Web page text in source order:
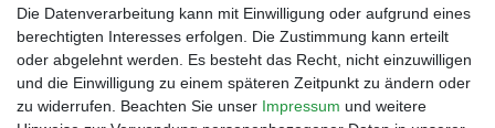
Die Datenverarbeitung kann mit Einwilligung oder aufgrund eines
berechtigten Interesses erfolgen. Die Zustimmung kann erteilt
oder abgelehnt werden. Es besteht das Recht, nicht einzuwilligen
und die Einwilligung zu einem späteren Zeitpunkt zu ändern oder
zu widerrufen. Beachten Sie unser Impressum und weitere